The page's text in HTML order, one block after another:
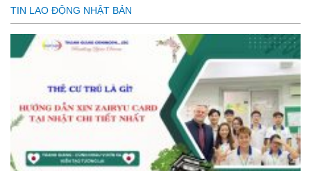
TIN LAO ĐỘNG NHẬT BẢN